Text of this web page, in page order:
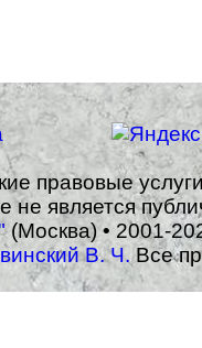
правовые
не является
(Москва) • 2001-
В. Ч.Все